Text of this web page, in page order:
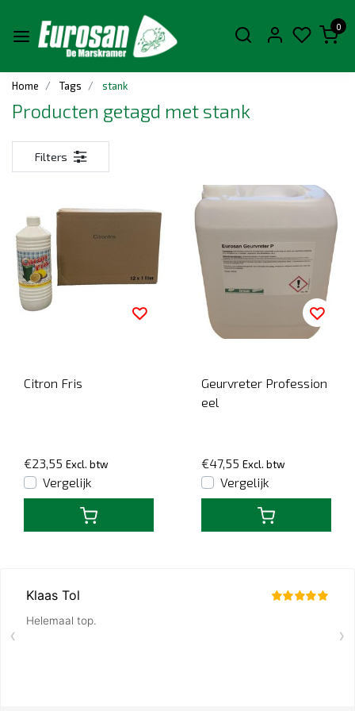
0
Home Tags stank
Producten getagd met stank
Filters
Citron Fris
€23,55 Excl. btw
Vergelijk
Geurvreter Profession
eel
€47,55 Excl. btw
Vergelijk